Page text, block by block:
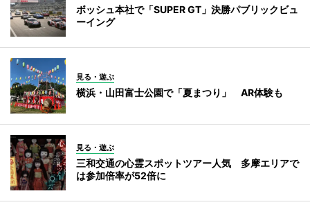
ボッシュ本社で「SUPER GT」決勝パブリックビュ
ーイング
見る・遊ぶ
横浜・山田富士公園で「夏まつり」 AR体験も
見る・遊ぶ
三和交通の心霊スポットツアー人気 多摩エリアで
は参加倍率が52倍に